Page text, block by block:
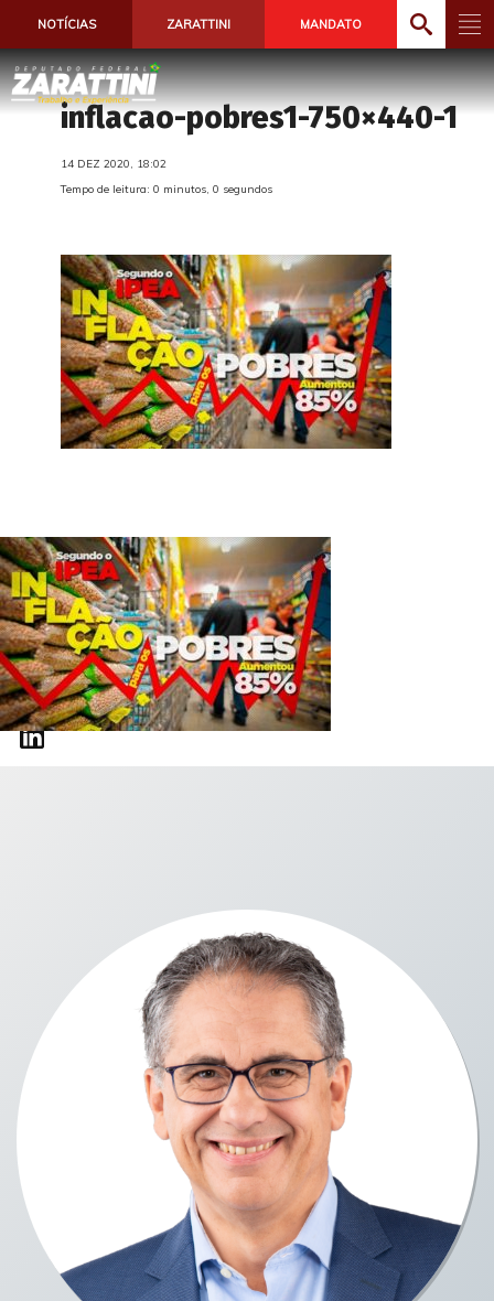
NOTÍCIAS ZARATTINI MANDATO
inflacao-pobres1-750×440-1
14 DEZ 2020, 18:02
Tempo de leitura: 0 minutos, 0 segundos